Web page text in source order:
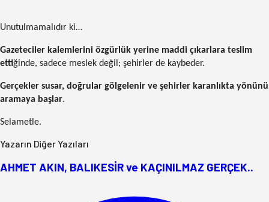
Unutulmamalıdır ki…
Gazeteciler kalemlerini özgürlük yerine maddi çıkarlara teslim
ettiğinde, sadece meslek değil; şehirler de kaybeder.
Gerçekler susar, doğrular gölgelenir ve şehirler karanlıkta yönünü
aramaya başlar.
Selametle.
Yazarın Diğer Yazıları
AHMET AKIN, BALIKESİR ve KAÇINILMAZ GERÇEK..